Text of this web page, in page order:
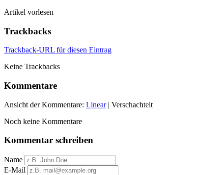
Artikel vorlesen
Trackbacks
Trackback-URL für diesen Eintrag
Keine Trackbacks
Kommentare
Ansicht der Kommentare: Linear| Verschachtelt
Noch keine Kommentare
Kommentar schreiben
Name
E-Mail